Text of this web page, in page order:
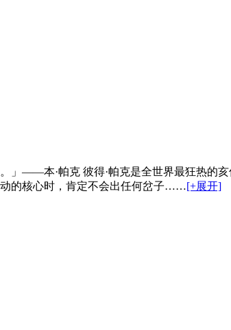
——本·帕克 彼得·帕克是全世界最狂热的亥
动的核心时，肯定不会出任何岔子……[+展开]